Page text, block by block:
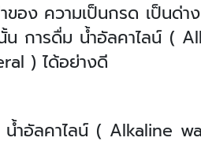
อง ความเป็นกรด เป็นด่า
การดื่ม น้ำอัลคาไลน์ (
) ได้อย่างดี
ำอัลคาไลน์ ( Alkaline